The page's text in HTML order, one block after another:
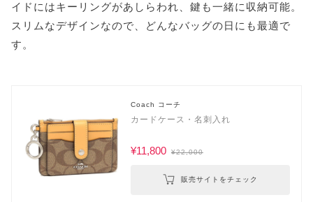
イドにはキーリングがあしらわれ、鍵も一緒に収納可能。
スリムなデザインなので、どんなバッグの日にも最適で
す。
Coach コーチ
カードケース・名刺入れ
¥11,800 ¥22,000
販売サイトをチェック